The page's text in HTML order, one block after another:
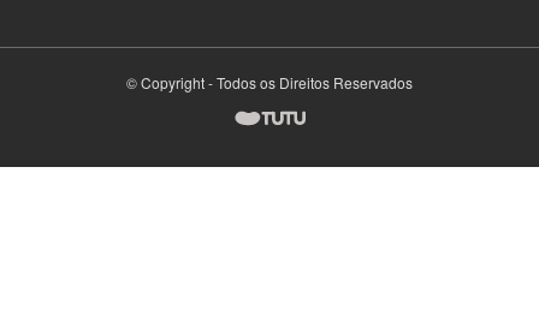
© Copyright - Todos os Direitos Reservados